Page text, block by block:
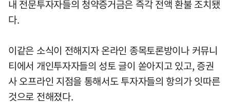
내 전문투자자들의 청약증거금은 즉각 전액 환불 조치됐
다.
이같은 소식이 전해지자 온라인 종목토론방이나 커뮤니
티에서 개인투자자들의 성토 글이 쏟아지고 있고, 증권
사 오프라인 지점을 통해서도 투자자들의 항의가 잇따른
것으로 전해졌다.